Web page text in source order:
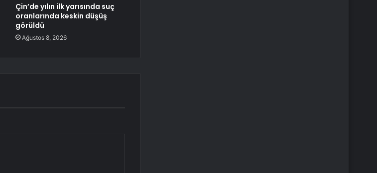
Çin’de yılın ilk yarısında suç
oranlarında keskin düşüş
görüldü
Ağustos 8, 2026